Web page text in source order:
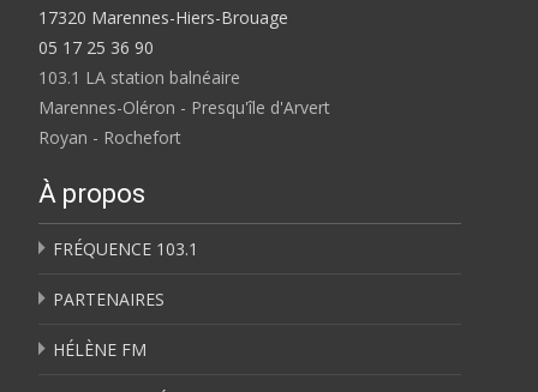
17320 Marennes-Hiers-Brouage
05 17 25 36 90
103.1 LA station balnéaire
Marennes-Oléron - Presqu'île d'Arvert
Royan - Rochefort
À propos
FRÉQUENCE 103.1
PARTENAIRES
HÉLÈNE FM